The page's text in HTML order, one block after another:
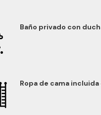
Baño privado con
Ropa de cama